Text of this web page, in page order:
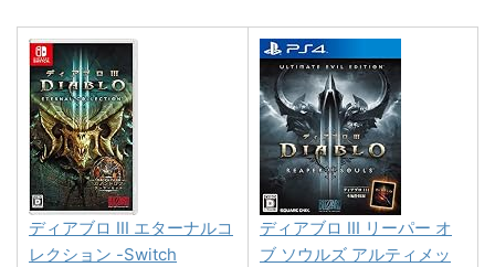
ディアブロ III エターナルコ
レクション -Switch
ディアブロ III リーパー オ
ブ ソウルズ アルティメッ